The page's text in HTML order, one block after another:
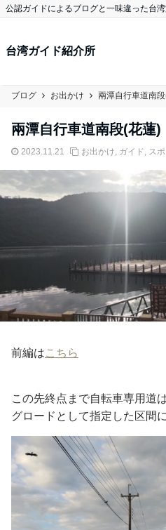
公認ガイドによるブログと一味違った台
台湾ガイド紹介所
ブログ お出かけ 兩潭自行車道南
兩潭自行車道南段(花
2023.11.21 お出かけ, ガイド , ス
前編はこちら
この先終点まで自転車専用道
グロードとして指定した区間